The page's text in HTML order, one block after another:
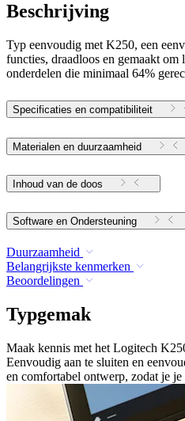
Beschrijving
Typ eenvoudig met K250, een
functies, draadloos en gemaakt om
onderdelen die minimaal 64%
Specificaties en compatibiliteit
Materialen en duurzaamheid
Inhoud van de doos
Software en Ondersteuning
Duurzaamheid
Belangrijkste kenmerken
Beoordelingen
Typgemak
Maak kennis met het Logitech
Eenvoudig aan te sluiten en
en comfortabel ontwerp, zodat je